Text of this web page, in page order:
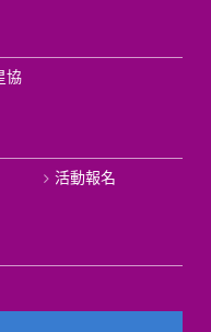
協
活動報名